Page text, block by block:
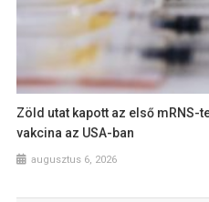
Zöld utat kapott az első
vakcina az USA-ban
augusztus 6, 2026